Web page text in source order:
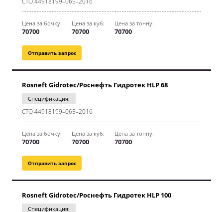
Отправить запрос
Цена за бочку:
70700
Цена за куб:
70700
Цена за тонну:
70700
Отправить запрос
Rosneft Gidrotec/Роснефть Гидротек HLP 68
Спецификация:
CТО 44918199–065–2016
Цена за бочку:
70700
Цена за куб:
70700
Цена за тонну:
70700
Rosneft Gidrotec/Роснефть Гидротек HLP 100
Спецификация: